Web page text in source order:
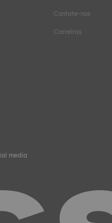
Contate-nos
Carreiras
media